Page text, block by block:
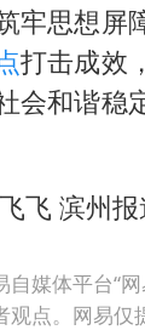
牢思想屏
打击成效
会和谐稳
飞 滨州报
媒体平台“
观点。网易仅